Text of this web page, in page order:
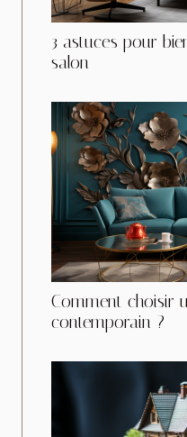
3 astuces pour
salon
Comment choisir
contemporain ?